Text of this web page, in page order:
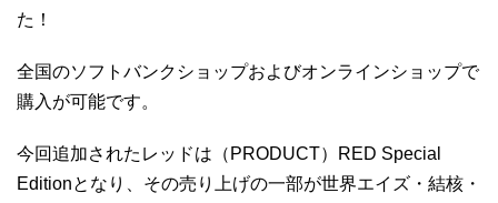
た！
全国のソフトバンクショップおよびオンラインショップで
購入が可能です。
今回追加されたレッドは（PRODUCT）RED Special
Editionとなり、その売り上げの一部が世界エイズ・結核・